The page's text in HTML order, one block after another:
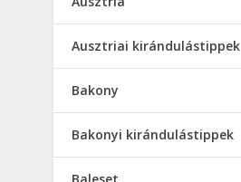
Ausztriai kirándulástippek
Bakony
Bakonyi kirándulástippek